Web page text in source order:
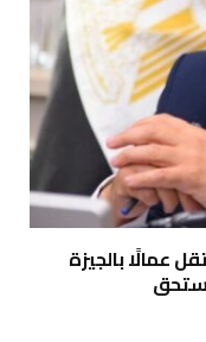
عمالًا بالجيزة